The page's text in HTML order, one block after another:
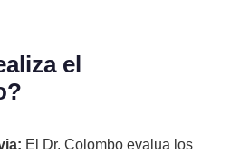
el
El Dr. Colombo evalua los